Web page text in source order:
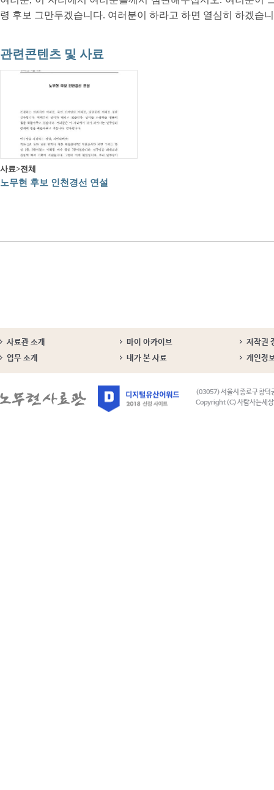
령 후보 그만두겠습니다. 여러분이 하라고 하면 열심히 하겠습
관련콘텐츠 및 사료
사료>전체
노무현 후보 인천경선 연설
사료관 소개 마이 아카이브
저작권
업무 소개
내가 본 사료 개인정
(03057) 서울시 종로구 창덕
Copyright (C) 사람사는세